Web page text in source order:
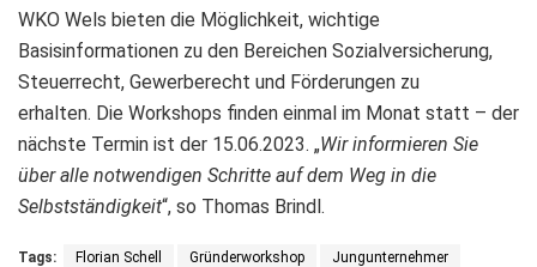
WKO Wels bieten die Möglichkeit, wichtige
Basisinformationen zu den Bereichen Sozialversicherung,
Steuerrecht, Gewerberecht und Förderungen zu
erhalten. Die Workshops finden einmal im Monat statt – der
nächste Termin ist der 15.06.2023. „Wir informieren Sie
über alle notwendigen Schritte auf dem Weg in die
Selbstständigkeit“, so Thomas Brindl.
Tags: Florian Schell Gründerworkshop Jungunternehmer